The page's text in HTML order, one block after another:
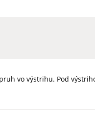
vo výstrihu. Pod